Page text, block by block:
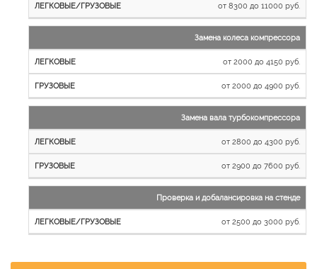
от 8300 до 11000 руб.
Замена колеса компрессора
от 2000 до 4150 руб.
от 2000 до 4900 руб.
Замена вала турбокомпрессора
от 2800 до 4300 руб.
от 2900 до 7600 руб.
Проверка и добалансировка на стенде
от 2500 до 3000 руб.